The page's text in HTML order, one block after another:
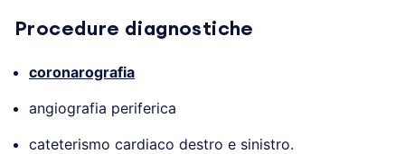
Procedure diagnostiche
coronarografia
angiografia periferica
cateterismo cardiaco destro e sinistro.